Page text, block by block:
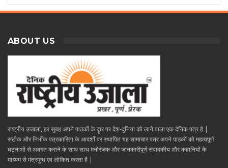
ABOUT US
राष्ट्रीय उजाला, हर सुबह अपने पाठकों के दॄार पर देश-दुनिया को लाने वाला एक दैनिक पत्र है |
सटीक और निभींक पत्रकारिता के आदर्शों पर स्थापित यह सामाचार पत्र अपने पाठकों को महत्वपूर्ण
घटनाओं से अवगत कराने के साथ साथ मनोरंजक और जानकारीपूर्ण संपादकीय और कहानियों के
माध्यम से मंत्रमुग्ध एवं लोकित करता है |